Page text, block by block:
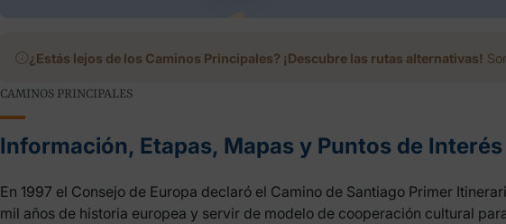
¿Estás lejos de los Caminos Principales? ¡Descubre las rutas alternativas!
CAMINOS PRINCIPALES
Información, Etapas, Mapas y Puntos de Interés
En 1997 el Consejo de Europa declaró el Camino de Santiago Primer
mil años de historia europea y servir de modelo de cooperación cultural